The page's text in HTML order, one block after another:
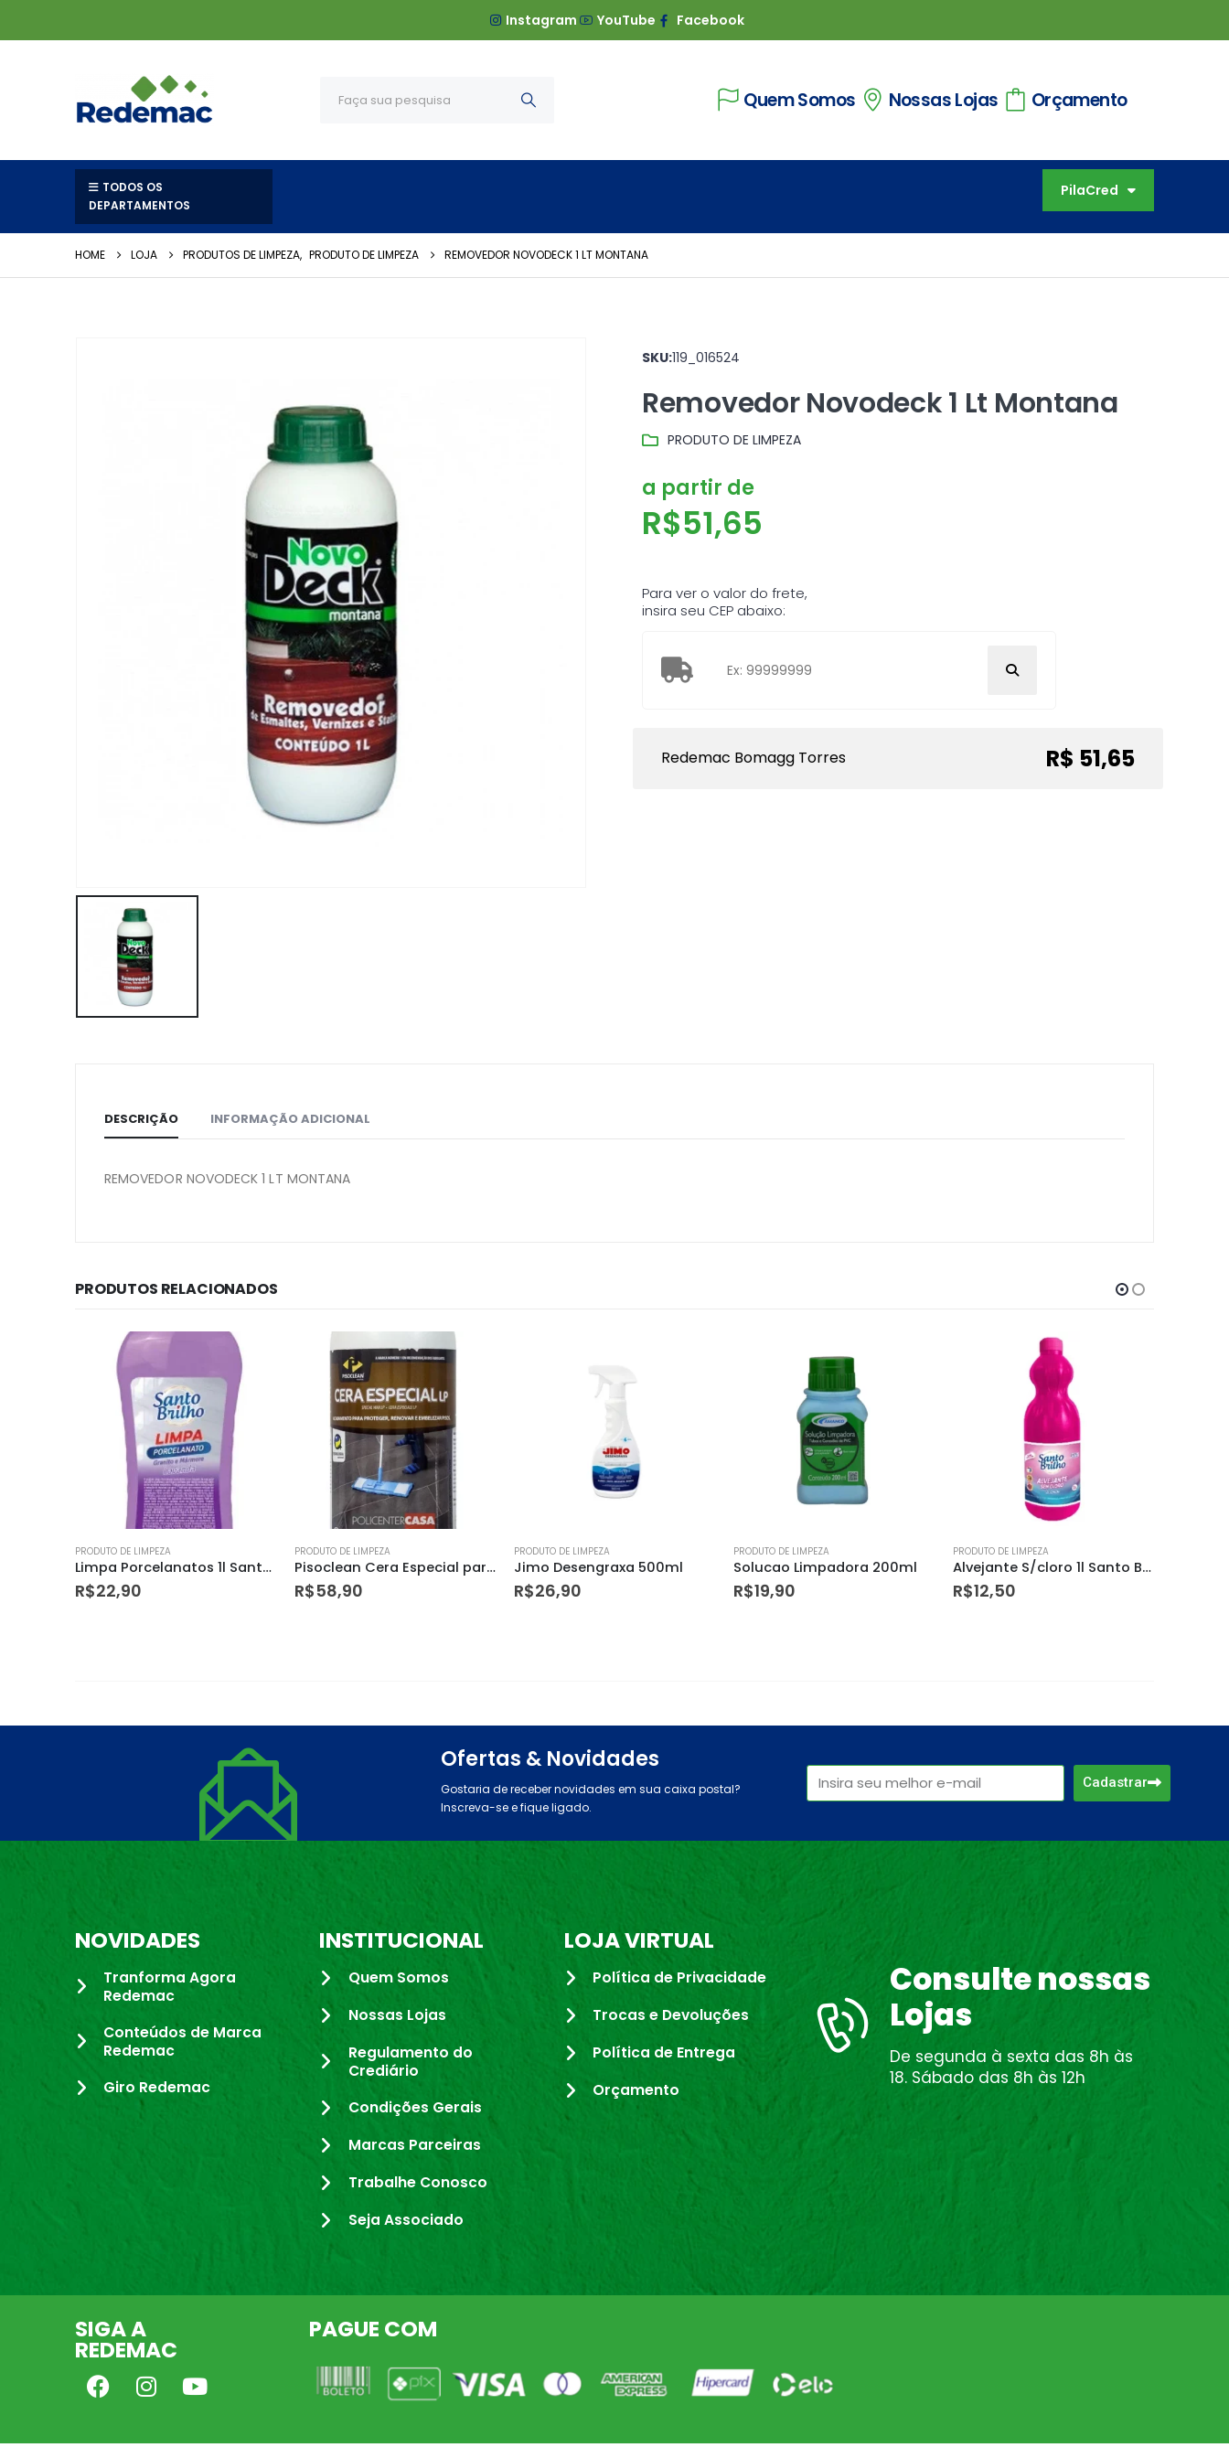
Instagram YouTube Facebook
Quem Somos Nossas Lojas Orçamento
TODOS OS
DEPARTAMENTOS
PilaCred
HOME LOJA PRODUTOS DE LIMPEZA, PRODUTO DE LIMPEZA REMOVEDOR NOVODECK 1 LT MONTANA
SKU:119_016524
Removedor Novodeck 1 Lt Montana
PRODUTO DE LIMPEZA
a partir de
R$51,65
Para ver o valor do frete,
insira seu CEP abaixo:
Redemac Bomagg Torres R$ 51,65
DESCRIÇÃO INFORMAÇÃO ADICIONAL
REMOVEDOR NOVODECK 1 LT MONTANA
PRODUTOS RELACIONADOS
PRODUTO DE LIMPEZA
Pisoclean Cera Especial para Proteger 1lt
R$58,90
PRODUTO DE LIMPEZA
Jimo Desengraxa 500ml
R$26,90
PRODUTO DE LIMPEZA
Solucao Limpadora 200ml
R$19,90
PRODUTO DE LIMPEZA
R$12,50
PRODUTO DE LIMPEZA
Pisoclean Pek Tiramanchas 1lt
R$79,90
Ofertas & Novidades
Gostaria de receber novidades em sua caixa postal?
Inscreva-se e fique ligado.
Cadastrar
NOVIDADES
Tranforma Agora
Redemac
Conteúdos de Marca
Redemac
Giro Redemac
INSTITUCIONAL
Quem Somos
Nossas Lojas
Regulamento do
Crediário
Condições Gerais
Marcas Parceiras
Trabalhe Conosco
Seja Associado
LOJA VIRTUAL
Política de Privacidade
Trocas e Devoluções
Política de Entrega
Orçamento
Consulte nossas
Lojas
De segunda à sexta das 8h às
18. Sábado das 8h às 12h
SIGA A
REDEMAC
PAGUE COM